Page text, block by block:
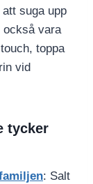
suga upp
också vara
toppa
vid
tycker
: Salt